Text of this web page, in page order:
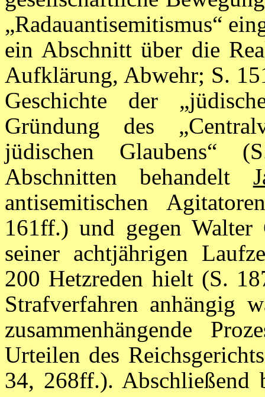
„Radauantisemitismus“
ein Abschnitt über die
Aufklärung, Abwehr; S.
Geschichte der
Gründung des
jüdischen Glaubens“
Abschnitten behandelt
antisemitischen
161ff.) und gegen
seiner achtjährigen
200 Hetzreden hielt (S.
Strafverfahren anhängig
zusammenhängende
Urteilen des
34, 268ff.). Abschließend